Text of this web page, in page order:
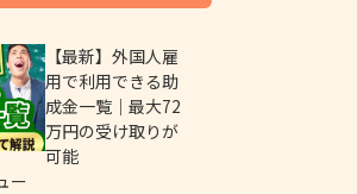
【最新】外国人雇
用で利用できる助
成金一覧｜最大72
万円の受け取りが
可能
ー